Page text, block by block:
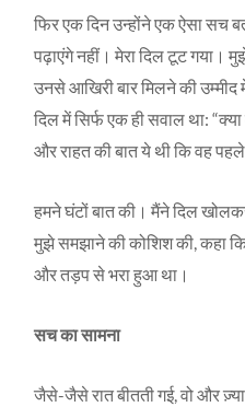
फिर एक दिन उन्होंने एक ऐसा सच
पढ़ाएंगे नहीं। मेरा दिल टूट गया।
उनसे आखिरी बार मिलने की
दिल में सिर्फ एक ही सवाल था: “क्या
और राहत की बात ये थी कि वह
हमने घंटों बात की। मैंने दिल
मुझे समझाने की कोशिश की, कहा
और तड़प से भरा हुआ था।
सच का सामना
जैसे-जैसे रात बीतती गई, वो और